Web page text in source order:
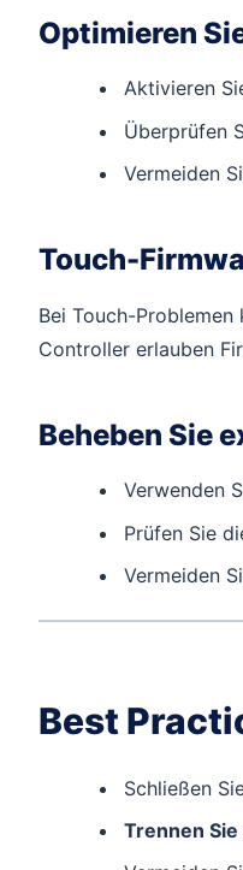
Optimieren
Aktivieren
Überprüfen
Vermeiden
Touch-
Bei Touch-
Controller erlauben
Beheben Sie
Verwenden
Prüfen Sie
Vermeiden
Best
Schließen
Trennen